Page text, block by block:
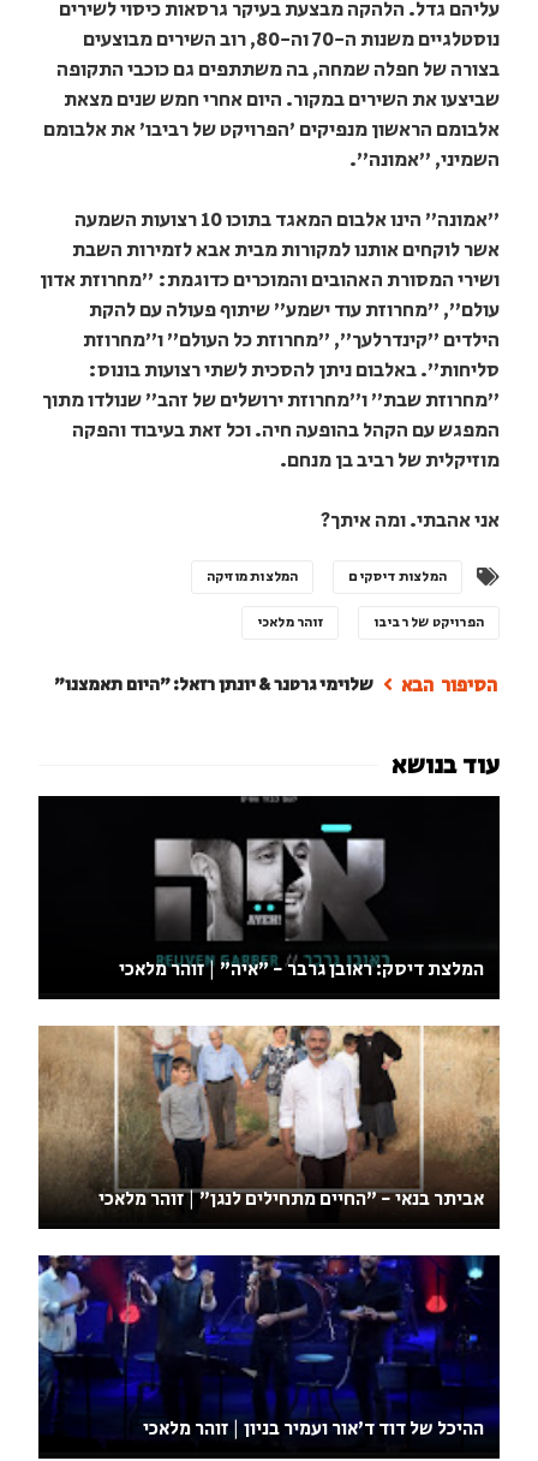
עליהם גדל. הלהקה מבצעת בעיקר גרסאות כיסוי לשירים
נוסטלגיים משנות ה-70 וה-80, רוב השירים מבוצעים
בצורה של חפלה שמחה, בה משתתפים גם כוכבי התקופה
שביצעו את השירים במקור. היום אחרי חמש שנים מצאת
אלבומם הראשון מנפיקים 'הפרויקט של רביבו' את אלבומם
השמיני, "אמונה".
"אמונה" הינו אלבום המאגד בתוכו 10 רצועות השמעה
אשר לוקחים אותנו למקורות מבית אבא לזמירות השבת
ושירי המסורת האהובים והמוכרים כדוגמת: "מחרוזת אדון
עולם", "מחרוזת עוד ישמע" שיתוף פעולה עם להקת
הילדים "קינדרלעך", "מחרוזת כל העולם" ו"מחרוזת
סליחות". באלבום ניתן להסכית לשתי רצועות בונוס:
"מחרוזת שבת" ו"מחרוזת ירושלים של זהב" שנולדו מתוך
המפגש עם הקהל בהופעה חיה. וכל זאת בעיבוד והפקה
מוזיקלית של רביב בן מנחם.
אני אהבתי. ומה איתך?
המלצות דיסקים המלצות מוזיקה
הפרויקט של רביבו זוהר מלאכי
שלוימי גרטנר & יונתן רזאל: "היום תאמצנו"
המלצת דיסק: ראובן גרבר - "איה" | זוהר מלאכי
אביתר בנאי - "החיים מתחילים לנגן" | זוהר מלאכי
ההיכל של דוד ד'אור ועמיר בניון | זוהר מלאכי